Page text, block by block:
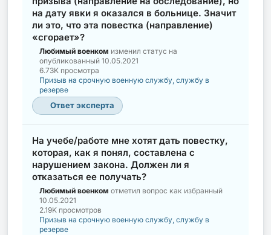
на дату явки я оказался в больнице. Значит
ли это, что эта повестка (направление)
«сгорает»?
Любимый военком изменил статус на
опубликованный 10.05.2021
6.73K просмотра
Призыв на срочную военную службу, службу в
резерве
Ответ эксперта
На учебе/работе мне хотят дать повестку,
которая, как я понял, составлена с
нарушением закона. Должен ли я
отказаться ее получать?
Любимый военком отметил вопрос как избранный
10.05.2021
2.19K просмотров
Призыв на срочную военную службу, службу в
резерве